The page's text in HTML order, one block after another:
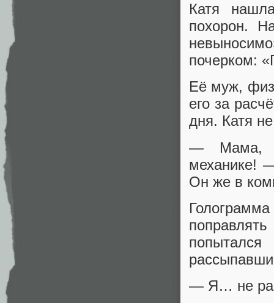
Катя
похорон.
почерком:
Её муж,
его за
дня. Катя
— Мама,
механике!
Он же в
— Я… не